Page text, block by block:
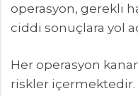
operasyon, gerekli
ciddi sonuçlara yol
Her operasyon
riskler